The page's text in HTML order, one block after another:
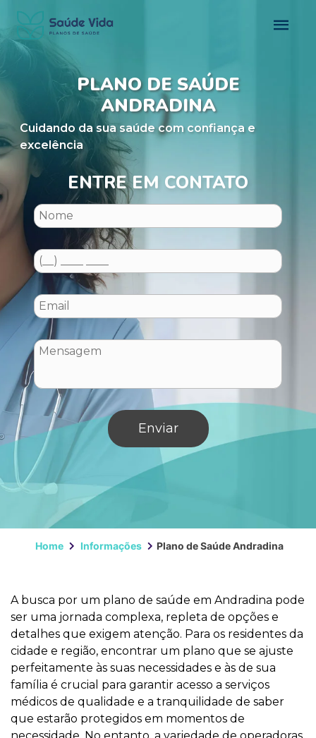
PLANO DE SAÚDE
ANDRADINA
Cuidando da sua saúde com confiança e
excelência
ENTRE EM CONTATO
Home Informações Plano de Saúde Andradina
A busca por um plano de saúde em Andradina pode
ser uma jornada complexa, repleta de opções e
detalhes que exigem atenção. Para os residentes da
cidade e região, encontrar um plano que se ajuste
perfeitamente às suas necessidades e às de sua
família é crucial para garantir acesso a serviços
médicos de qualidade e a tranquilidade de saber
que estarão protegidos em momentos de